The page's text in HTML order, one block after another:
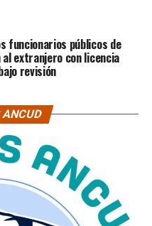
funcionarios públicos de
al extranjero con licencia
revisión